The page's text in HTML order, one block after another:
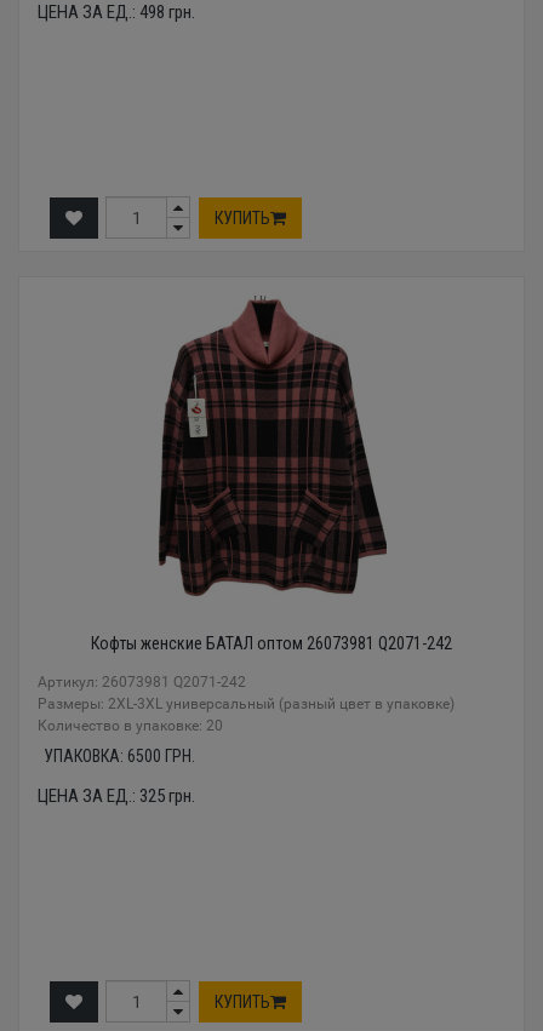
ЦЕНА ЗА ЕД.: 498 грн.
КУПИТЬ
Кофты женские БАТАЛ оптом 26073981 Q2071-242
Артикул: 26073981 Q2071-242
Размеры: 2XL-3XL универсальный (разный цвет в упаковке)
Количество в упаковке: 20
УПАКОВКА: 6500 ГРН.
ЦЕНА ЗА ЕД.: 325грн.
КУПИТЬ